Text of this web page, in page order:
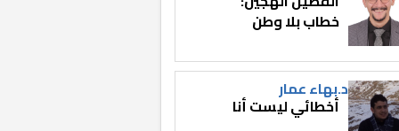
خطاب بلا وطن
د.بهاء عمار
أخطائي ليست أنا